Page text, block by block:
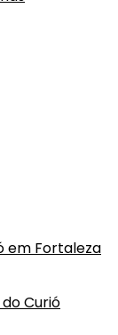
em Fortaleza
Curió